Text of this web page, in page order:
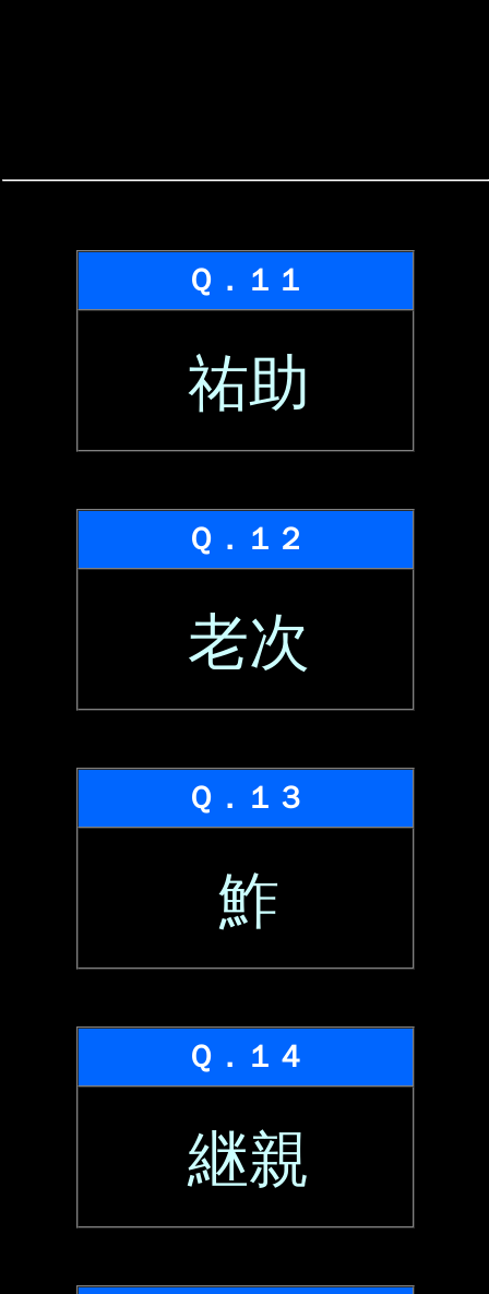
Ｑ．１１
祐助
Ｑ．１２
老次
Ｑ．１３
鮓
Ｑ．１４
継親